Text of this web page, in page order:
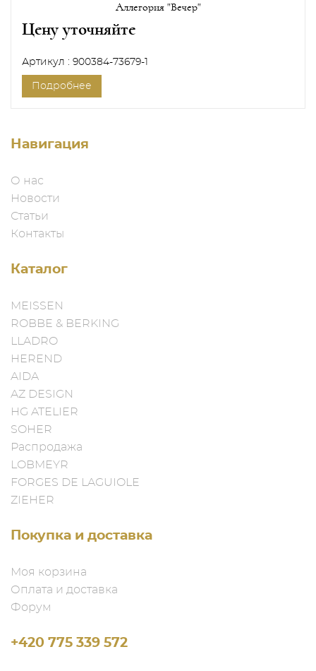
Аллегория "Вечер"
Цену уточняйте
Артикул : 900384-73679-1
Подробнее
Навигация
О нас
Новости
Статьи
Контакты
Каталог
MEISSEN
ROBBE & BERKING
LLADRO
HEREND
AIDA
AZ DESIGN
HG ATELIER
SOHER
Распродажа
LOBMEYR
FORGES DE LAGUIOLE
ZIEHER
Покупка и доставка
Моя корзина
Оплата и доставка
Форум
+420 775 339 572